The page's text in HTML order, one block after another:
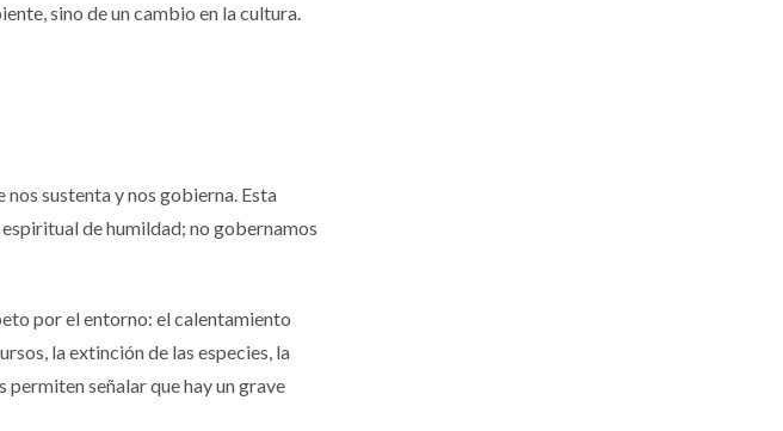
sino de un cambio en la cultura.
nos sustenta y nos gobierna. Esta
de humildad; no gobernamos
por el entorno: el calentamiento
la extinción de las especies, la
señalar que hay un grave